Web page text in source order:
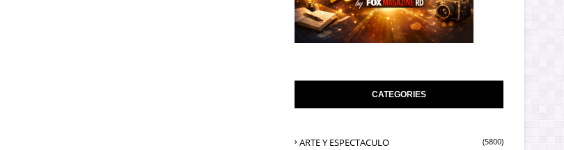
CATEGORIES
ARTE Y ESPECTACULO (5800)